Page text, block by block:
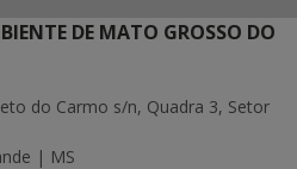
DE MATO GROSSO DO
do Carmo s/n, Quadra 3, Setor
| MS